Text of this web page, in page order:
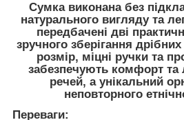
Сумка виконана без
натурального вигляду та
передбачені дві
зручного зберігання
розмір, міцні ручки та
забезпечують комфорт та
речей, а унікальний
неповторного
Переваги: